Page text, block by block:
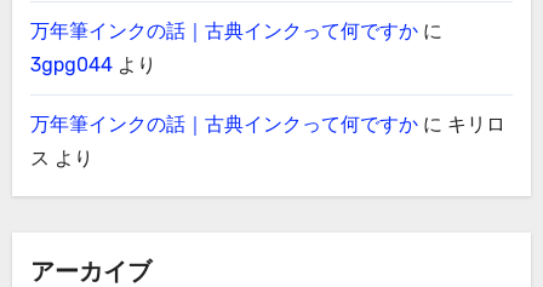
万年筆インクの話｜古典インクって何ですかに
3gpg044より
万年筆インクの話｜古典インクって何ですかに キリロ
ス より
アーカイブ